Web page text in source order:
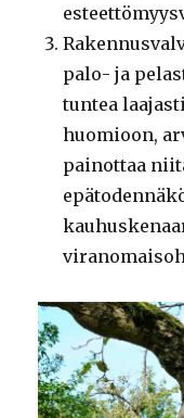
palo- ja
tuntea
huomioon,
painottaa